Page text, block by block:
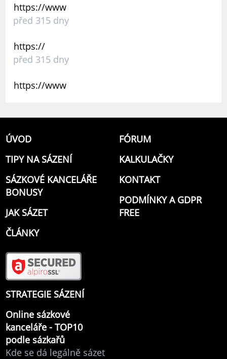
https://www
před 315 dny
https://
před 315 dny
https://www
ÚVOD
TIPY NA SÁZENÍ
SÁZKOVÉ KANCELÁŘE
BONUSY
JAK SÁZET
ČLÁNKY
FÓRUM
KALKULAČKY
KONTAKT
PODMÍNKY A GDPR
FREE
STRATEGIE SÁZENÍ
Online sázkové
kanceláře - TOP10
podle sázkařů
Kde se dá legálně sázet